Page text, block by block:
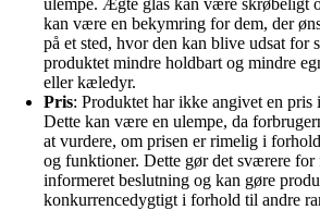
kan være en bekymring for dem, der
på et sted, hvor den kan blive udsat for
produktet mindre holdbart og mindre
eller kæledyr.
Pris: Produktet har ikke angivet en
Dette kan være en ulempe, da
at vurdere, om prisen er rimelig i
og funktioner. Dette gør det sværere
informeret beslutning og kan gøre
konkurrencedygtigt i forhold til andre